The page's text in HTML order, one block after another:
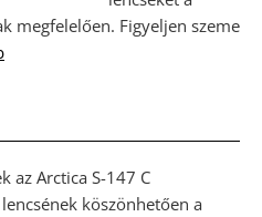
megfelelően. Figyeljen szeme
az Arctica S-147 C
köszönhetően a